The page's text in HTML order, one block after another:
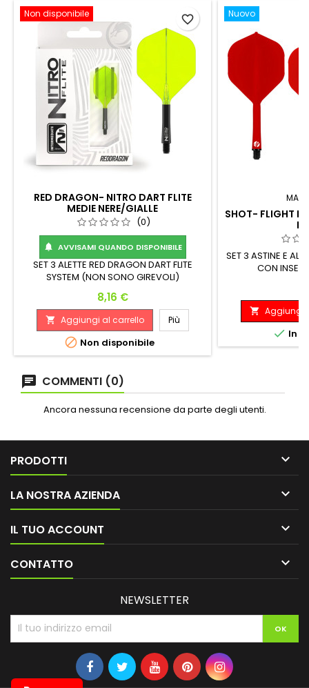
Non disponibile
RED DRAGON- NITRO DART FLITE
MEDIE NERE/GIALLE
(0)
 AVVISAMI QUANDO DISPONIBILE
SET 3 ALETTE RED DRAGON DART FLITE
SYSTEM (NON SONO GIREVOLI)
Prezzo
8,16 €
 Aggiungi al carrello Più
 Non disponibile
favorite_border Nuovo
SHOT- FLIGHT
SET 3 ASTINE E
CON
 Aggiungi
 In
COMMENTI (0)
Ancora nessuna recensione da parte degli utenti.
PRODOTTI 
LA NOSTRA AZIENDA 
IL TUO ACCOUNT 
CONTATTO 
NEWSLETTER